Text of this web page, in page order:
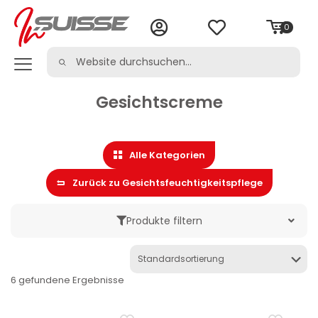
0
Gesichtscreme
Alle Kategorien
Zurück zu Gesichtsfeuchtigkeitspflege
Produkte filtern
6 gefundene Ergebnisse